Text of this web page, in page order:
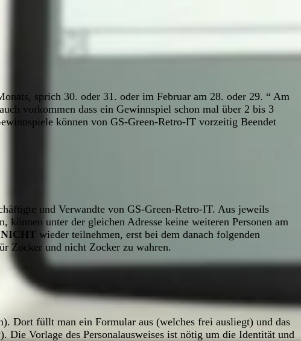
sprich 30. oder 31. oder im Februar am 28. oder 29. “ Am
vorkommen dass ein Gewinnspiel schon mal über 2 bis 3
können von GS-Green-Retro-IT vorzeitig Beendet
und Verwandte von GS-Green-Retro-IT. Aus jeweils
unter der gleichen Adresse keine weiteren Personen am
NICHT wieder teilnehmen, erst bei dem danach folgenden
Zocker und nicht Zocker zu wahren.
Dort füllt man ein Formular aus (welches frei ausliegt) und das
Vorlage des Personalausweises ist nötig um die Identität und